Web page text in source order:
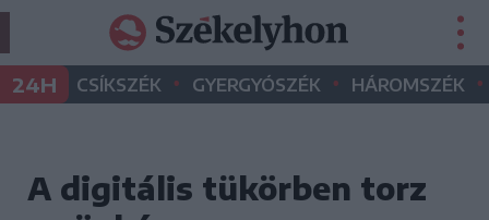
24H CSÍKSZÉK • GYERGYÓSZÉK • HÁROMSZÉK •
A digitális tükörben torz